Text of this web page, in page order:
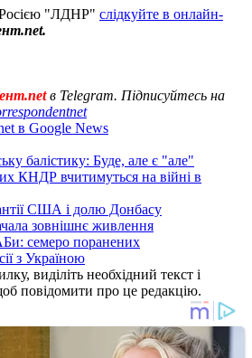
"ЛДНР" слідкуйте в онлайн-
в Telegram. Підписуйтесь на
в Google News
балістику: Буде, але є "але"
КНДР вчитимуться на війні в
США і долю Донбасу
зовнішнє живлення
семеро поранених
з Україною
виділіть необхідний текст і
повідомити про це редакцію.